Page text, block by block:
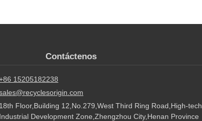
Contáctenos
15205182238
18th Floor,Building 12,No.279,West Third Ring Road,High-tech
Industrial Development Zone,Zhengzhou City,Henan Province